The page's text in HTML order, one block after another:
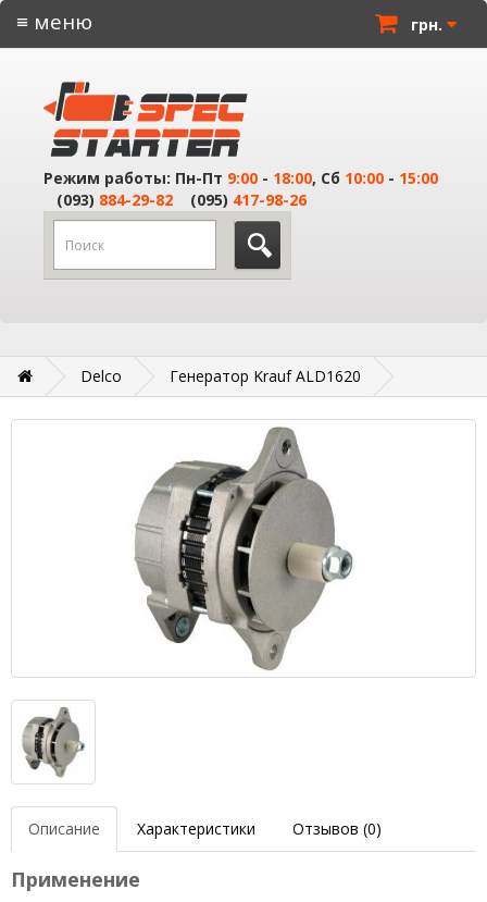
грн.
≡ меню
Режим работы: Пн-Пт 9:00 - 18:00, Сб 10:00 - 15:00
(093) 884-29-82 (095) 417-98-26
Delco Генератор Krauf ALD1620
Описание Характеристики Отзывов (0)
Применение